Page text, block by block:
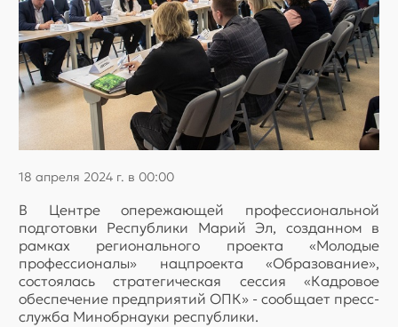
18 апреля 2024 г. в 00:00
В Центре опережающей профессиональной
подготовки Республики Марий Эл, созданном в
рамках регионального проекта «Молодые
профессионалы» нацпроекта «Образование»,
состоялась стратегическая сессия «Кадровое
обеспечение предприятий ОПК» - сообщает пресс-
служба Минобрнауки республики.